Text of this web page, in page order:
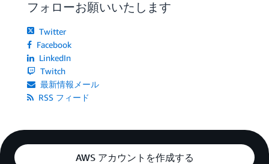
フォローお願いいたします
Twitter
Facebook
LinkedIn
Twitch
最新情報メール
RSS フィード
AWS アカウントを作成する